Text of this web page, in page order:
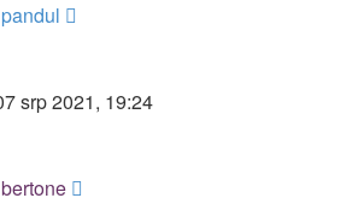
pandul
srp 2021, 19:24
bertone